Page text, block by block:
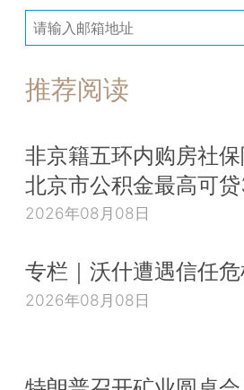
推荐阅读
非京籍五环内购房社
北京市公积金最高可
2026年08月08日
专栏｜沃什遭遇信任
2026年08月08日